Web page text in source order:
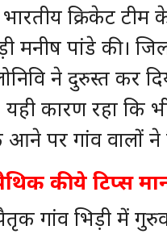
क्रिकेट
मनीष पांडे की।
ने दुरुस्त कर
यही कारण रहा
पर गांव वालों ने
की ये टिप्स
गांव भिड़ी में